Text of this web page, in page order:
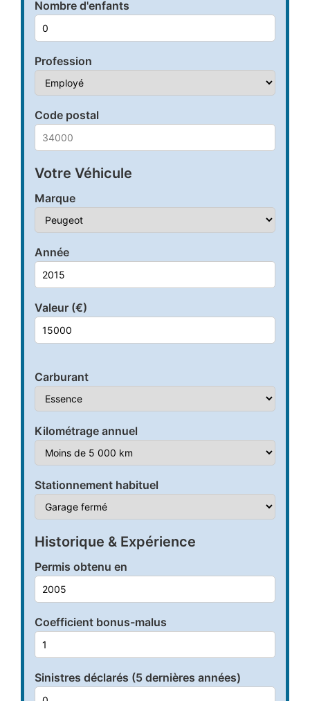
Nombre d'enfants
Profession
Code postal
Votre Véhicule
Marque
Année
Valeur (€)
Carburant
Kilométrage annuel
Stationnement habituel
Historique & Expérience
Permis obtenu en
Coefficient bonus-malus
Sinistres déclarés (5 dernières années)